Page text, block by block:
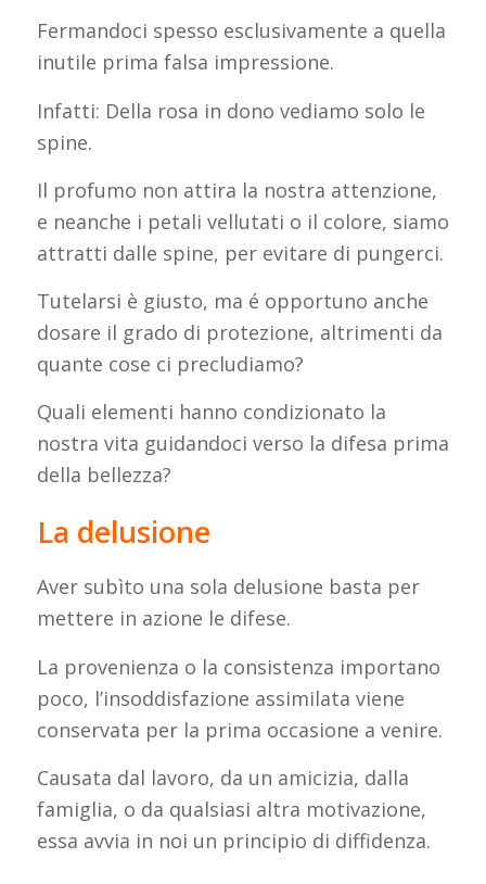
Fermandoci spesso esclusivamente a quella
inutile prima falsa impressione.
Infatti: Della rosa in dono vediamo solo le
spine.
Il profumo non attira la nostra attenzione,
e neanche i petali vellutati o il colore, siamo
attratti dalle spine, per evitare di pungerci.
Tutelarsi è giusto, ma é opportuno anche
dosare il grado di protezione, altrimenti da
quante cose ci precludiamo?
Quali elementi hanno condizionato la
nostra vita guidandoci verso la difesa prima
della bellezza?
La delusione
Aver subìto una sola delusione basta per
mettere in azione le difese.
La provenienza o la consistenza importano
poco, l’insoddisfazione assimilata viene
conservata per la prima occasione a venire.
Causata dal lavoro, da un amicizia, dalla
famiglia, o da qualsiasi altra motivazione,
essa avvia in noi un principio di diffidenza.